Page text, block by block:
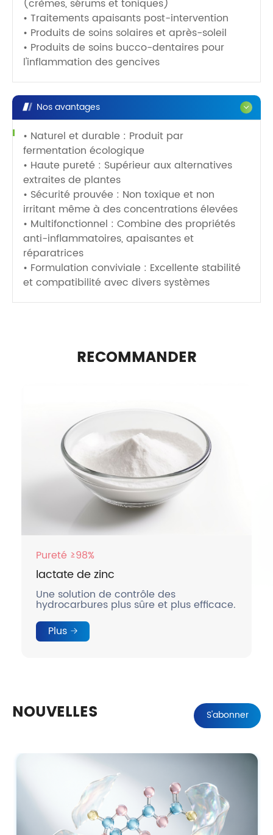
(crèmes, sérums et toniques)
• Traitements apaisants post-intervention
• Produits de soins solaires et après-soleil
• Produits de soins bucco-dentaires pour
l'inflammation des gencives
Nos avantages
• Naturel et durable : Produit par
fermentation écologique
• Haute pureté : Supérieur aux alternatives
extraites de plantes
• Sécurité prouvée : Non toxique et non
irritant même à des concentrations élevées
• Multifonctionnel : Combine des propriétés
anti-inflammatoires, apaisantes et
réparatrices
• Formulation conviviale : Excellente stabilité
et compatibilité avec divers systèmes
RECOMMANDER
Pureté ≥98%
lactate de zinc
Une solution de contrôle des
hydrocarbures plus sûre et plus efficace.
Plus
NOUVELLES S'abonner